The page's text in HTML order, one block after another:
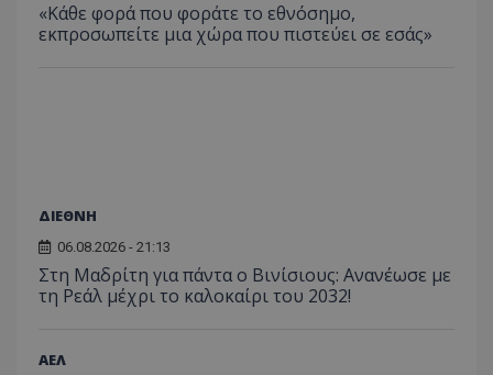
«Κάθε φορά που φοράτε το εθνόσημο,
εκπροσωπείτε μια χώρα που πιστεύει σε εσάς»
ΔΙΕΘΝΗ
06.08.2026 - 21:13
Στη Μαδρίτη για πάντα ο Βινίσιους: Ανανέωσε με
τη Ρεάλ μέχρι το καλοκαίρι του 2032!
ΑΕΛ